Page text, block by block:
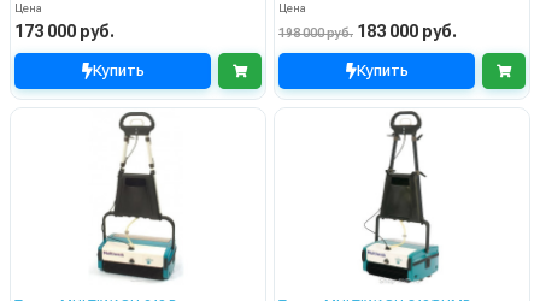
Цена
173 000 руб.
Купить
Цена
198 000 руб. 183 000 руб.
Купить